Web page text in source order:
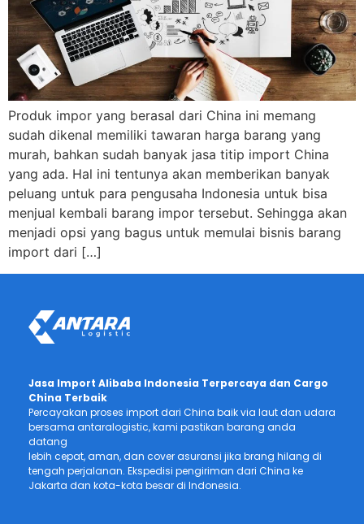
Produk impor yang berasal dari China ini memang
sudah dikenal memiliki tawaran harga barang yang
murah, bahkan sudah banyak jasa titip import China
yang ada. Hal ini tentunya akan memberikan banyak
peluang untuk para pengusaha Indonesia untuk bisa
menjual kembali barang impor tersebut. Sehingga akan
menjadi opsi yang bagus untuk memulai bisnis barang
import dari […]
Jasa Import Alibaba Indonesia Terpercaya dan Cargo
China Terbaik
Percayakan proses import dari China baik via laut dan udara
bersama antaralogistic, kami pastikan barang anda
datang
lebih cepat, aman, dan cover asuransi jika brang hilang di
tengah perjalanan. Ekspedisi pengiriman dari China ke
Jakarta dan kota-kota besar di Indonesia.